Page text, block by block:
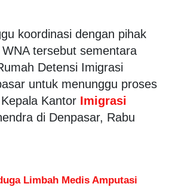
koordinasi dengan pihak
tersebut sementara
Detensi Imigrasi
untuk menunggu proses
Kantor Imigrasi
di Denpasar, Rabu
Limbah Medis Amputasi